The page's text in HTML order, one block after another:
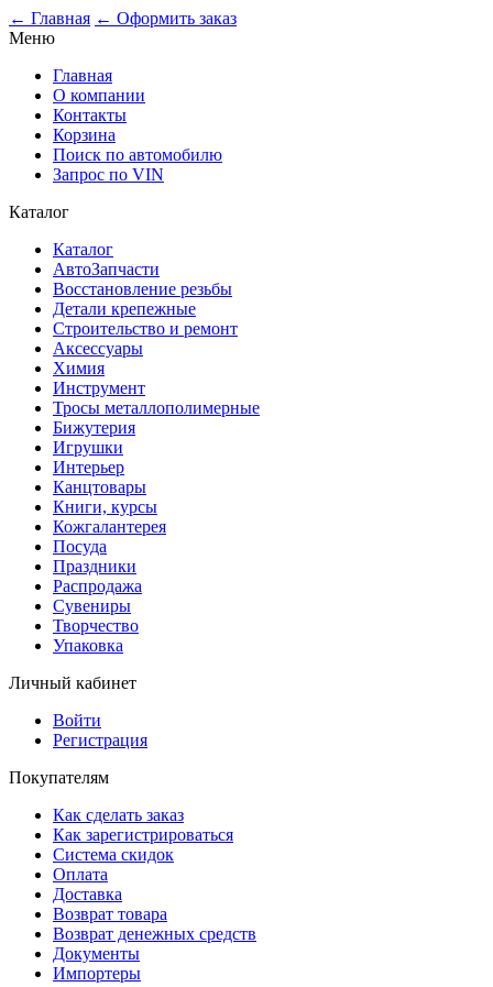
← Главная ← Оформить заказ
Меню
Главная
О компании
Контакты
Корзина
Поиск по автомобилю
Запрос по VIN
Каталог
Каталог
АвтоЗапчасти
Восстановление резьбы
Детали крепежные
Строительство и ремонт
Аксессуары
Химия
Инструмент
Тросы металлополимерные
Бижутерия
Игрушки
Интерьер
Канцтовары
Книги, курсы
Кожгалантерея
Посуда
Праздники
Распродажа
Сувениры
Творчество
Упаковка
Личный кабинет
Войти
Регистрация
Покупателям
Как сделать заказ
Как зарегистрироваться
Система скидок
Оплата
Доставка
Возврат товара
Возврат денежных средств
Документы
Импортеры